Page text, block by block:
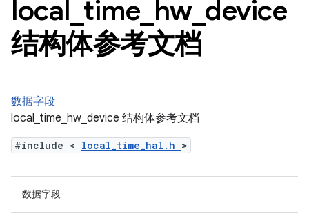
local time hw_ device
结构体参考文档
数据字段
local_time_hw_device 结构体参考文档
#include < local_time_hal.h >
数据字段